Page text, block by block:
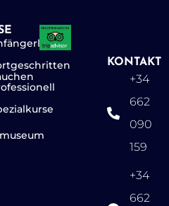
KONTAKT
+34
662
090
159
+34
662